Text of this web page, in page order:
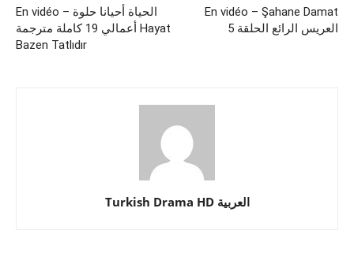
En vidéo – الحياة أحيانا حلوة
أعمالي 19 كاملة مترجمة Hayat
Bazen Tatlıdır
En vidéo – Şahane Damat
العريس الرائع الحلقة 5
Turkish Drama HD العربية